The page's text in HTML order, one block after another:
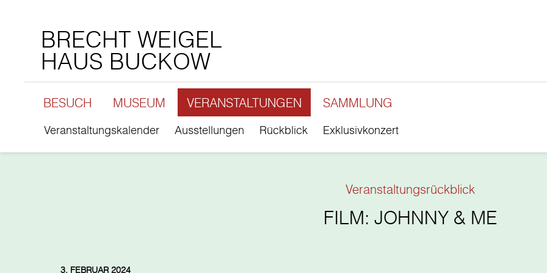
BRECHT WEIGEL
HAUS BUCKOW
BESUCH MUSEUM VERANSTALTUNGEN
Veranstaltungskalender Ausstellungen Rückblick Exklusivkonzert
SAMMLUNG
Veranstaltungsrückblick
FILM: JOHNNY & ME
3. FEBRUAR 2024